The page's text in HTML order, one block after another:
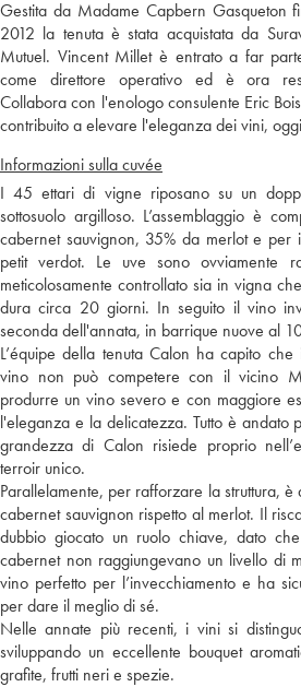
Gestita da Madame Capbern Gasqueton
2012 la tenuta è stata acquistata da
Mutuel. Vincent Millet è entrato a far
come direttore operativo ed è ora
Collabora con l'enologo consulente Eric
contribuito a elevare l'eleganza dei vini,
Informazioni sulla cuvée
I 45 ettari di vigne riposano su un
sottosuolo argilloso. L’assemblaggio è
cabernet sauvignon, 35% da merlot e
petit verdot. Le uve sono ovviamente
meticolosamente controllato sia in vigna
dura circa 20 giorni. In seguito il vino
seconda dell'annata, in barrique nuove al
L’équipe della tenuta Calon ha capito
vino non può competere con il vicino
produrre un vino severo e con maggiore
l'eleganza e la delicatezza. Tutto è
grandezza di Calon risiede proprio
terroir unico.
Parallelamente, per rafforzare la struttura,
cabernet sauvignon rispetto al merlot. Il
dubbio giocato un ruolo chiave, dato
cabernet non raggiungevano un livello di
vino perfetto per l’invecchiamento e ha
per dare il meglio di sé.
Nelle annate più recenti, i vini si
sviluppando un eccellente bouquet
grafite, frutti neri e spezie.